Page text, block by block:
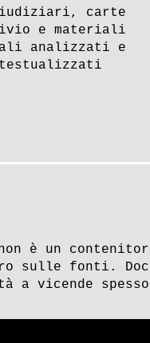
carte
e materiali
analizzati e
non è un
sulle fonti.
a vicende